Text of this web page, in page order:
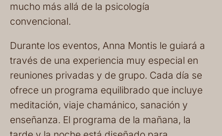
mucho más allá de la psicología
convencional.
Durante los eventos, Anna Montis le guiará a
través de una experiencia muy especial en
reuniones privadas y de grupo. Cada día se
ofrece un programa equilibrado que incluye
meditación, viaje chamánico, sanación y
enseñanza. El programa de la mañana, la